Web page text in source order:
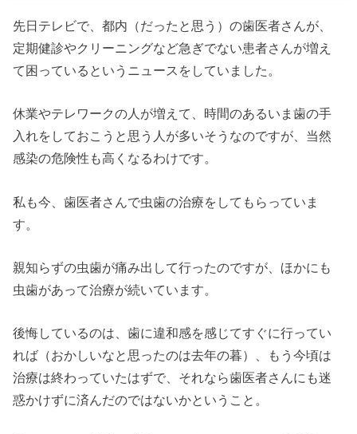
先日テレビで、都内（だったと思う）の歯医者さんが、
定期健診やクリーニングなど急ぎでない患者さんが増え
て困っているというニュースをしていました。
休業やテレワークの人が増えて、時間のあるいま歯の手
入れをしておこうと思う人が多いそうなのですが、当然
感染の危険性も高くなるわけです。
私も今、歯医者さんで虫歯の治療をしてもらっていま
す。
親知らずの虫歯が痛み出して行ったのですが、ほかにも
虫歯があって治療が続いています。
後悔しているのは、歯に違和感を感じてすぐに行ってい
れば（おかしいなと思ったのは去年の暮）、もう今頃は
治療は終わっていたはずで、それなら歯医者さんにも迷
惑かけずに済んだのではないかということ。